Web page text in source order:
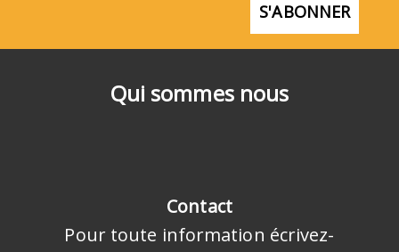
Qui sommes nous
Contact
Pour toute information écrivez-
S'ABONNER